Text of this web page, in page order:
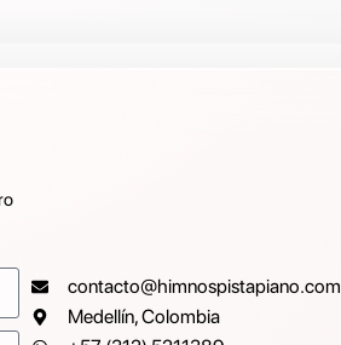
contacto@himnospistapiano.com
Medellín, Colombia